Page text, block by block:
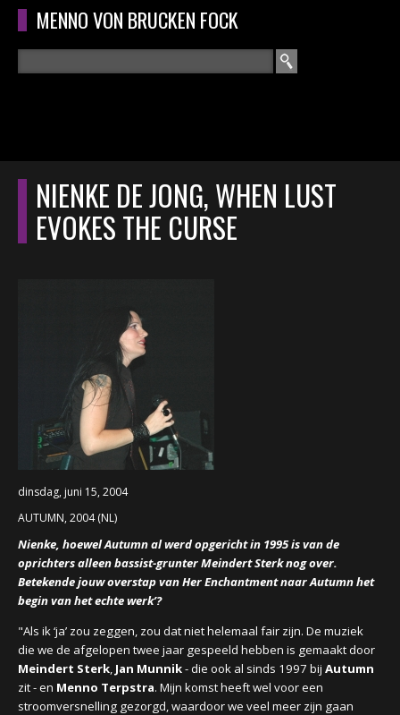
Overslaan en naar de algemene inhoud gaan
MENNO VON BRUCKEN FOCK
ZOEKVELD
HOOFDMENU HOME
CURRICULUM
CONCERTBEZOEK
LINKS
NIENKE DE JONG, WHEN LUST
EVOKES THE CURSE
dinsdag, juni 15, 2004
AUTUMN, 2004 (NL)
Nienke, hoewel Autumn al werd opgericht in 1995 is van de
oprichters alleen bassist-grunter Meindert Sterk nog over.
Betekende jouw overstap van Her Enchantment naar Autumn het
begin van het echte werk’?
"Als ik ‘ja’ zou zeggen, zou dat niet helemaal fair zijn. De muziek
die we de afgelopen twee jaar gespeeld hebben is gemaakt door
Meindert Sterk, Jan Munnik- die ook al sinds 1997 bij Autumn
zit - en Menno Terpstra. Mijn komst heeft wel voor een
stroomversnelling gezorgd, waardoor we veel meer zijn gaan